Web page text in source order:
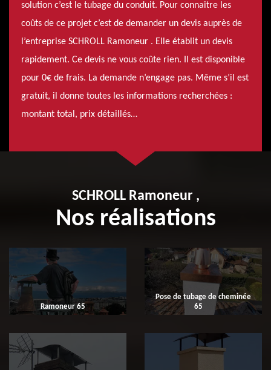
solution c’est le tubage du conduit. Pour connaitre les
coûts de ce projet c’est de demander un devis auprès de
l’entreprise SCHROLL Ramoneur . Elle établit un devis
rapidement. Ce devis ne vous coûte rien. Il est disponible
pour 0€ de frais. La demande n’engage pas. Même s’il est
gratuit, il donne toutes les informations recherchées :
montant total, prix détaillés…
SCHROLL Ramoneur ,
Nos réalisations
Ramoneur 65
Pose de tubage de cheminée
65